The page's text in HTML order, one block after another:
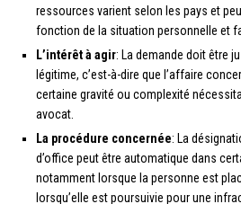
ressources varient selon les pays et
fonction de la situation personnelle et
L’intérêt à agir: La demande doit être
légitime, c’est-à-dire que l’affaire
certaine gravité ou complexité
avocat.
La procédure concernée: La
d’office peut être automatique dans
notamment lorsque la personne est
lorsqu’elle est poursuivie pour une